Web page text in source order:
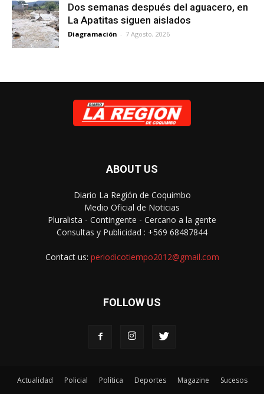
Dos semanas después del aguacero, en
La Apatitas siguen aislados
Diagramación - 7 Agosto, 2026
ABOUT US
Diario La Región de Coquimbo
Medio Oficial de Noticias
Pluralista - Contingente - Cercano a la gente
Consultas y Publicidad : +569 68487844
Contact us: periodicotiempo2012@gmail.com
FOLLOW US
Actualidad Policial Política Deportes Magazine Sucesos